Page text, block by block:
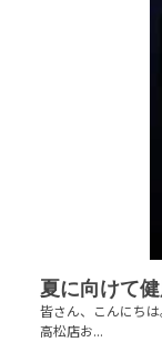
夏に向けて
皆さん、こんにち
高松店お...